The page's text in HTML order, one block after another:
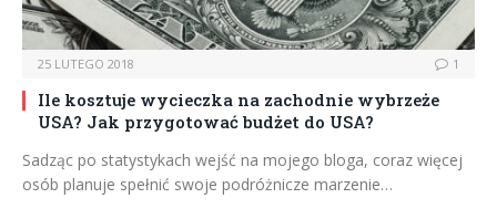
25 LUTEGO 2018 1
Ile kosztuje wycieczka na zachodnie wybrzeże
USA? Jak przygotować budżet do USA?
Sadząc po statystykach wejść na mojego bloga, coraz więcej
osób planuje spełnić swoje podróżnicze marzenie…